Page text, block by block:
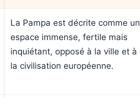
La Pampa est décrite comme un
espace immense, fertile mais
inquiétant, opposé à la ville et à
la civilisation européenne.